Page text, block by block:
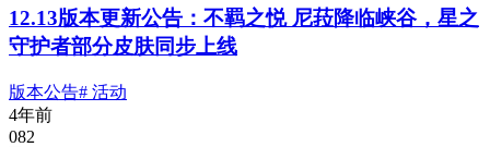
12.13版本更新公告：不羁之悦 尼菈降临峡谷，星之
守护者部分皮肤同步上线
版本公告# 活动
4年前
082